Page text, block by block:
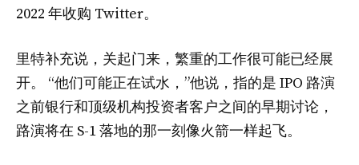
2022 年收购 Twitter。
里特补充说，关起门来，繁重的工作很可能已经展
开。 “他们可能正在试水，”他说，指的是 IPO 路演
之前银行和顶级机构投资者客户之间的早期讨论，
路演将在 S-1 落地的那一刻像火箭一样起飞。